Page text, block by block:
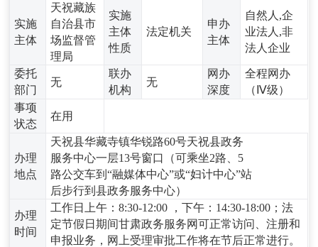
实施
主体
天祝藏族
自治县市
场监督管
理局
实施
主体
性质
法定机关
申办
主体
自然人,企
业法人,非
法人企业
委托
部门
无
联办
机构
无
网办
深度
全程网办
（Ⅳ级）
事项
状态
在用
办理
地点
天祝县华藏寺镇华锐路60号天祝县政务
服务中心一层13号窗口（可乘坐2路、5
路公交车到“融媒体中心”或“妇计中心”站
后步行到县政务服务中心）
办理
时间
工作日上午：8:30-12:00 ，下午：14:30-18:00；法
定节假日期间甘肃政务服务网可正常访问、注册和
申报业务，网上受理审批工作将在节后正常进行。